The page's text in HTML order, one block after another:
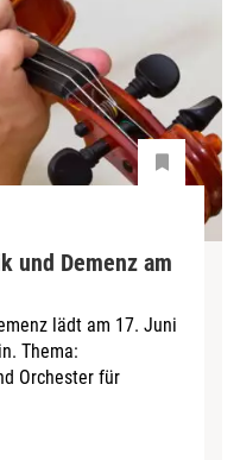
und Demenz am
lädt am 17. Juni
Thema:
Orchester für